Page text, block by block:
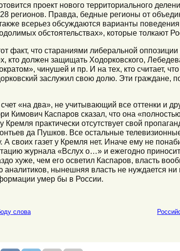
проект нового территориального
регионов. Правда, бедные регионы от
всерьез обсуждаются варианты
обстоятельствах», которые толкают
факт, что стараниями либеральной
кто должен защищать Ходорковского,
чинушей и пр. И на тех, кто считает, что
заслужил свою долю. Эти граждане,
«на два», не учитывающий все оттенки и
Кимович Каспаров сказал, что она
Кремля практически отсутствует свой
да Пушков. Все остальные
А своих газет у Кремля нет. Иначе ему не
журнала «Вслух о…» и ежегодно
хуже, чем его осветил Каспаров, власть
нынешняя власть не нуждается ни
умер бы в России.
слова